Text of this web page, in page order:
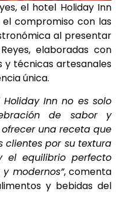
el hotel Holiday Inn
compromiso con las
al presentar
elaboradas con
y técnicas artesanales
única.
Holiday Inn no es solo
de sabor y
una receta que
clientes por su textura
el equilibrio perfecto
modernos”, comenta
y bebidas del